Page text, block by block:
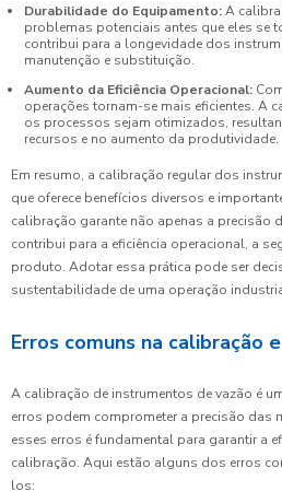
Durabilidade do Equipamento:A
problemas potenciais antes que eles se
contribui para a longevidade dos
manutenção e substituição.
Aumento da Eficiência Operacional:
operações tornam-se mais eficientes. A
os processos sejam otimizados,
recursos e no aumento da produtividade.
Em resumo, a calibração regular dos
que oferece benefícios diversos e
calibração garante não apenas a precisão
contribui para a eficiência operacional, a
produto. Adotar essa prática pode ser
sustentabilidade de uma operação
Erros comuns na calibração
A calibração de instrumentos de vazão é
erros podem comprometer a precisão das
esses erros é fundamental para garantir a
calibração. Aqui estão alguns dos erros
los: